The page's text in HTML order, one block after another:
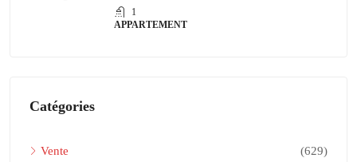
1
APPARTEMENT
Catégories
Vente (629)